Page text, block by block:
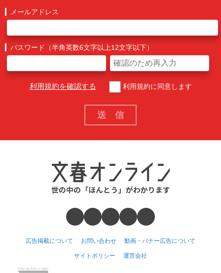
メールアドレス
パスワード（半角英数6文字以上12文字以下）
利用規約を確認する 利用規約に同意します
広告掲載について お問い合わせ 動画・バナー広告について
サイトポリシー 運営会社